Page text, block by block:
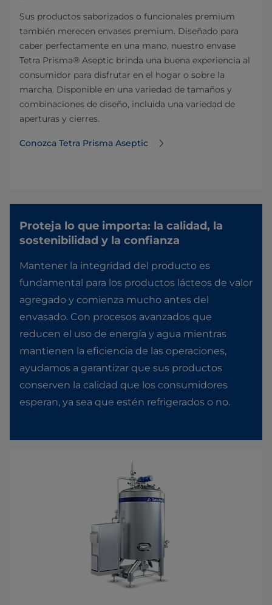
Sus productos saborizados o funcionales premium
también merecen envases premium. Diseñado para
caber perfectamente en una mano, nuestro envase
Tetra Prisma® Aseptic brinda una buena experiencia al
consumidor para disfrutar en el hogar o sobre la
marcha. Disponible en una variedad de tamaños y
combinaciones de diseño, incluida una variedad de
aperturas y cierres.
Conozca Tetra Prisma Aseptic
Proteja lo que importa: la calidad, la
sostenibilidad y la confianza
Mantener la integridad del producto es
fundamental para los productos lácteos de valor
agregado y comienza mucho antes del
envasado. Con procesos avanzados que
reducen el uso de energía y agua mientras
mantienen la eficiencia de las operaciones,
ayudamos a garantizar que sus productos
conserven la calidad que los consumidores
esperan, ya sea que estén refrigerados o no.